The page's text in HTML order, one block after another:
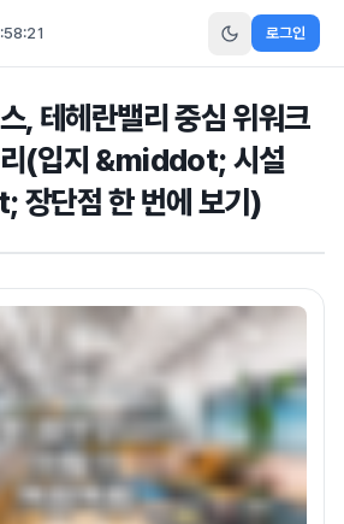
로그인
, 테헤란밸리 중심 위워크
리(입지 &middot; 시설
단점 한 번에 보기)